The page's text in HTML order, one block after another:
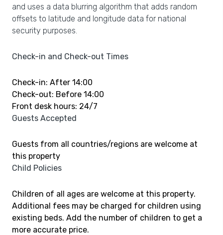
and uses a data blurring algorithm that adds random
offsets to latitude and longitude data for national
security purposes.
Check-in and Check-out Times
Check-in: After 14:00
Check-out: Before 14:00
Front desk hours: 24/7
Guests Accepted
Guests from all countries/regions are welcome at
this property
Child Policies
Children of all ages are welcome at this property.
Additional fees may be charged for children using
existing beds. Add the number of children to get a
more accurate price.